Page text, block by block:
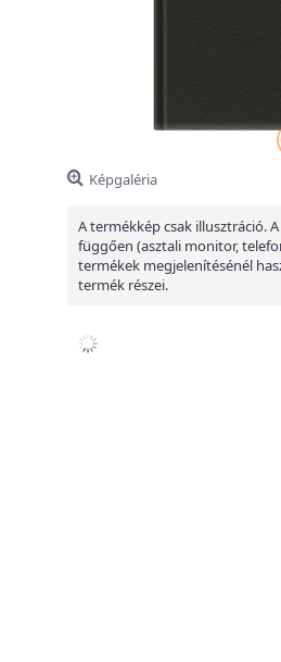
Képgaléria
A termékkép csak illusztráció.
függően (asztali monitor,
termékek megjelenítésénél
termék részei.